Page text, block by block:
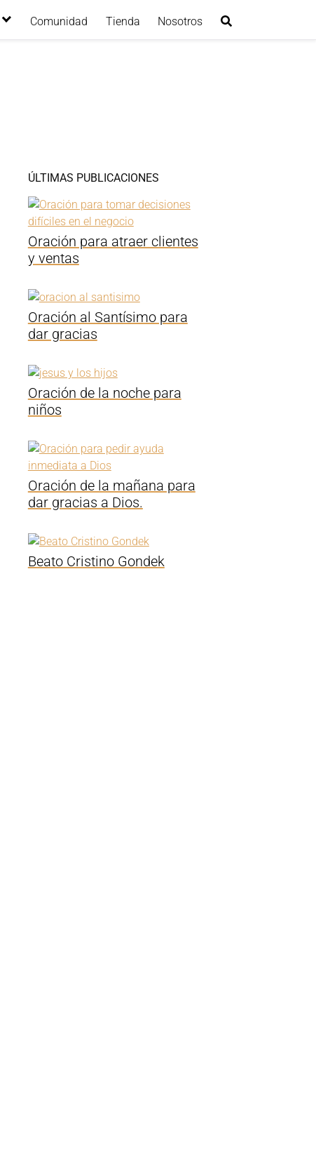
Comunidad Tienda Nosotros
ÚLTIMAS PUBLICACIONES
Oración para atraer clientes
y ventas
Oración al Santísimo para
dar gracias
Oración de la noche para
niños
Oración de la mañana para
dar gracias a Dios.
Beato Cristino Gondek